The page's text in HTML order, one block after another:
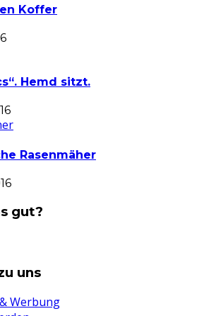
Koffer
Hemd sitzt.
Rasenmäher
gut?
uns
Werbung